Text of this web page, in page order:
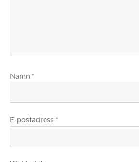
Namn *
E-postadress *